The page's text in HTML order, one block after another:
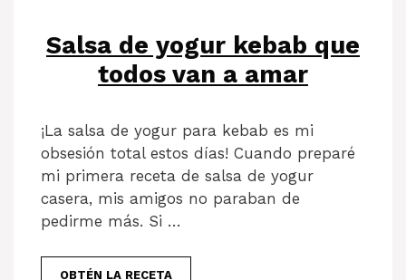
Salsa de yogur kebab que
todos van a amar
¡La salsa de yogur para kebab es mi
obsesión total estos días! Cuando preparé
mi primera receta de salsa de yogur
casera, mis amigos no paraban de
pedirme más. Si …
OBTÉN LA RECETA